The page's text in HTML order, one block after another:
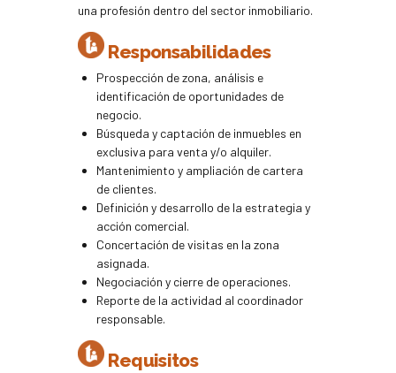
una profesión dentro del sector inmobiliario.
Responsabilidades
Prospección de zona, análisis e
identificación de oportunidades de
negocio.
Búsqueda y captación de inmuebles en
exclusiva para venta y/o alquiler.
Mantenimiento y ampliación de cartera
de clientes.
Definición y desarrollo de la estrategia y
acción comercial.
Concertación de visitas en la zona
asignada.
Negociación y cierre de operaciones.
Reporte de la actividad al coordinador
responsable.
Requisitos